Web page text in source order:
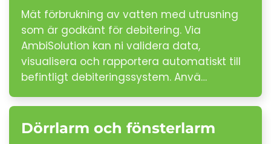
Mät förbrukning av vatten med utrusning
som är godkänt för debitering. Via
AmbiSolution kan ni validera data,
visualisera och rapportera automatiskt till
befintligt debiteringssystem. Anvä…
Dörrlarm och fönsterlarm